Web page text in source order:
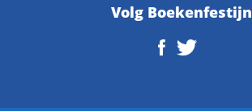
Volg Boekenfestijn